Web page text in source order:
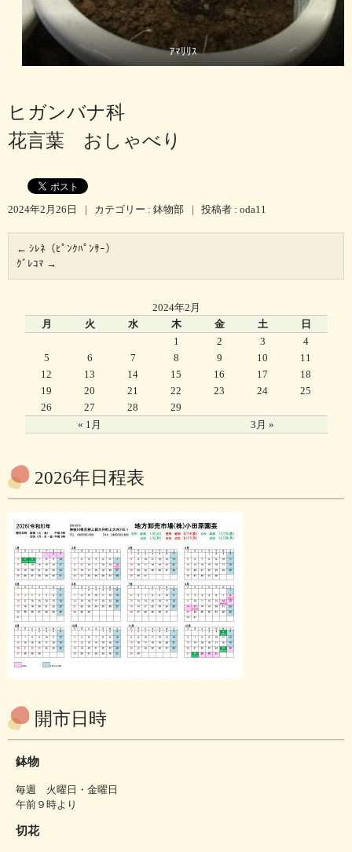
ｱﾏﾘﾘｽ
ヒガンバナ科
花言葉 おしゃべり
2024年2月26日 | カテゴリー : 鉢物部 | 投稿者 : oda11
← ｼﾚﾈ（ﾋﾟﾝｸﾊﾟﾝｻｰ）
ｸﾞﾚｺﾏ →
2024年2月
月
火 水 木 金 土 日
« 1月 3月 »
1 2 3
4
5
6 7 8 9 10
11
12
13 14 15 16 17
18
19
20 21 22 23 24
25
26
27 28 29
2026年日程表
開市日時
鉢物
毎週 火曜日・金曜日
午前９時より
切花